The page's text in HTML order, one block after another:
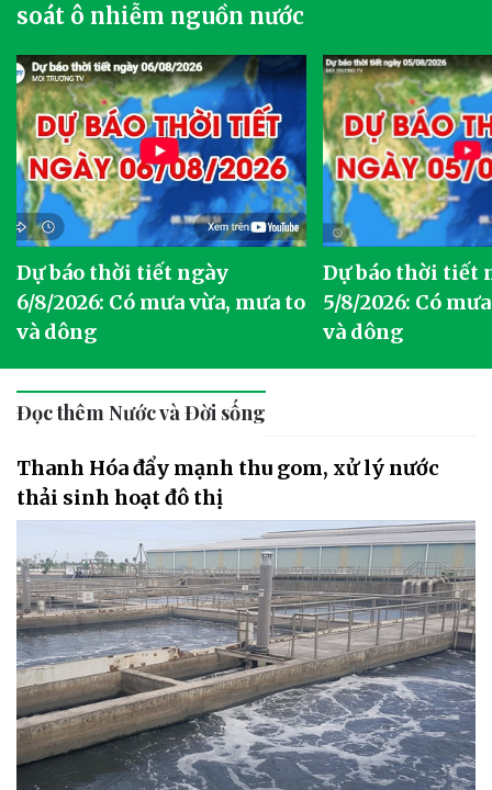
soát ô nhiễm nguồn nước
Dự báo thời tiết ngày
6/8/2026: Có mưa vừa, mưa to
và dông
Dự báo thời tiết
5/8/2026: Có
và dông
Đọc thêm Nước và Đời sống
Thanh Hóa đẩy mạnh thu gom, xử lý nước
thải sinh hoạt đô thị